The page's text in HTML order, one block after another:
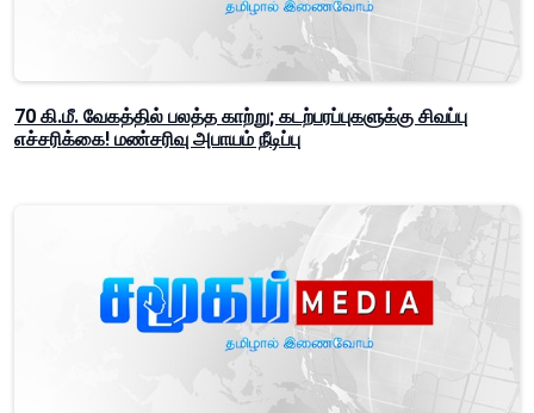
70 கி.மீ. வேகத்தில் பலத்த காற்று; கடற்பரப்புகளுக்கு சிவப்பு
எச்சரிக்கை! மண்சரிவு அபாயம் நீடிப்பு